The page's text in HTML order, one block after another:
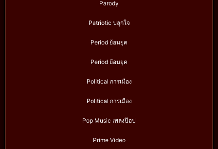
Parody
Patriotic ปลุกใจ
Period ย้อนยุค
Period ย้อนยุค
Political การเมือง
Political การเมือง
Pop Music เพลงป๊อป
Prime Video